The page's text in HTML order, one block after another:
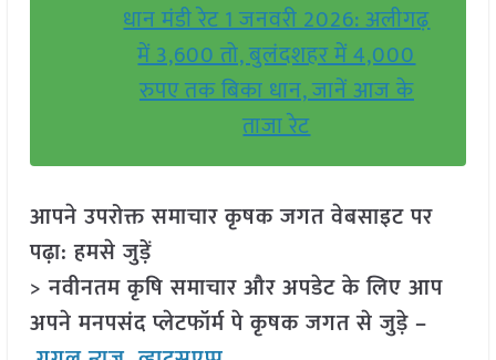
धान मंडी रेट 1 जनवरी 2026: अलीगढ़
में 3,600 तो, बुलंदशहर में 4,000
रुपए तक बिका धान, जानें आज के
ताजा रेट
आपने उपरोक्त समाचार कृषक जगत वेबसाइट पर
पढ़ा: हमसे जुड़ें
> नवीनतम कृषि समाचार और अपडेट के लिए आप
अपने मनपसंद प्लेटफॉर्म पे कृषक जगत से जुड़े –